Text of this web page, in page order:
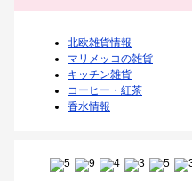
北欧雑貨情報
マリメッコの雑貨
キッチン雑貨
コーヒー・紅茶
香水情報